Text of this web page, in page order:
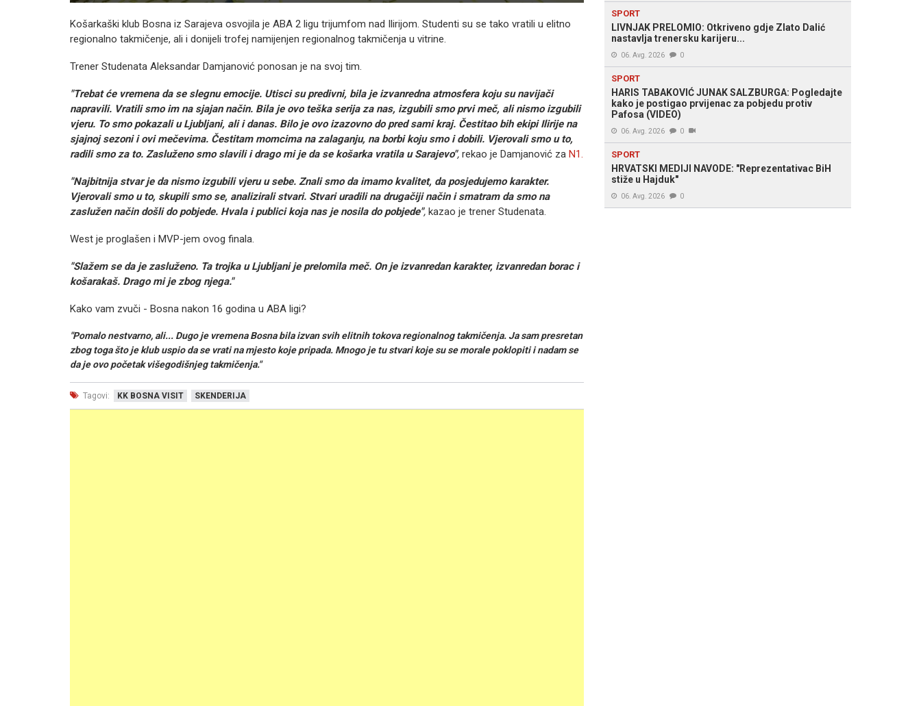
Košarkaški klub Bosna iz Sarajeva osvojila je ABA 2 ligu trijumfom nad Ilirijom. Studenti su se tako vratili u elitno
regionalno takmičenje, ali i donijeli trofej namijenjen regionalnog takmičenja u vitrine.
Trener Studenata Aleksandar Damjanović ponosan je na svoj tim.
"Trebat će vremena da se slegnu emocije. Utisci su predivni, bila je izvanredna atmosfera koju su navijači
napravili. Vratili smo im na sjajan način. Bila je ovo teška serija za nas, izgubili smo prvi meč, ali nismo izgubili
vjeru. To smo pokazali u Ljubljani, ali i danas. Bilo je ovo izazovno do pred sami kraj. Čestitao bih ekipi Ilirije na
sjajnoj sezoni i ovi mečevima. Čestitam momcima na zalaganju, na borbi koju smo i dobili. Vjerovali smo u to,
radili smo za to. Zasluženo smo slavili i drago mi je da se košarka vratila u Sarajevo", rekao je Damjanović za N1.
"Najbitnija stvar je da nismo izgubili vjeru u sebe. Znali smo da imamo kvalitet, da posjedujemo karakter.
Vjerovali smo u to, skupili smo se, analizirali stvari. Stvari uradili na drugačiji način i smatram da smo na
zaslužen način došli do pobjede. Hvala i publici koja nas je nosila do pobjede", kazao je trener Studenata.
West je proglašen i MVP-jem ovog finala.
"Slažem se da je zasluženo. Ta trojka u Ljubljani je prelomila meč. On je izvanredan karakter, izvanredan borac i
košarakaš. Drago mi je zbog njega."
Kako vam zvuči - Bosna nakon 16 godina u ABA ligi?
"Pomalo nestvarno, ali... Dugo je vremena Bosna bila izvan svih elitnih tokova regionalnog takmičenja. Ja sam presretan
zbog toga što je klub uspio da se vrati na mjesto koje pripada. Mnogo je tu stvari koje su se morale poklopiti i nadam se
da je ovo početak višegodišnjeg takmičenja."
Tagovi: KK BOSNA VISIT SKENDERIJA
SPORT
LIVNJAK PRELOMIO: Otkriveno gdje Zlato Dalić
nastavlja trenersku karijeru...
06. Avg. 2026 0
SPORT
HARIS TABAKOVIĆ JUNAK SALZBURGA: Pogledajte
kako je postigao prvijenac za pobjedu protiv
Pafosa (VIDEO)
06. Avg. 2026 0
SPORT
HRVATSKI MEDIJI NAVODE: "Reprezentativac BiH
stiže u Hajduk"
06. Avg. 2026 0